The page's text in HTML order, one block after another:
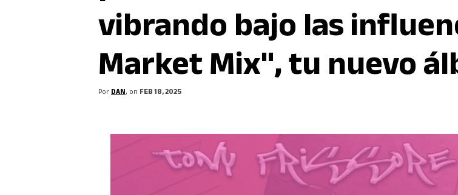
vibrando bajo las
Market Mix", tu nuevo
PorDAN, on FEB 18, 2025